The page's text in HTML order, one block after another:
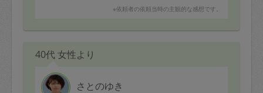
※依頼者の依頼当時の主観的な感想です。
40代 女性より
さとのゆき